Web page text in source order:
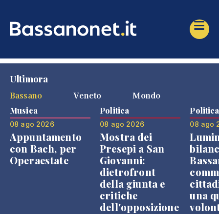
Ultimora
Bassano
Veneto Mondo
Musica
08 ago 2026
Appuntamento
con Bach, per
Operaestate
Politica
08 ago 2026
Mostra dei
Presepi a San
Giovanni:
dietrofront
della giunta e
critiche
dell'opposizione
Politica
08 ago
una